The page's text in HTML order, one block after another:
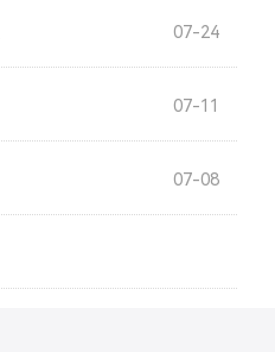
07-24
07-11
07-08